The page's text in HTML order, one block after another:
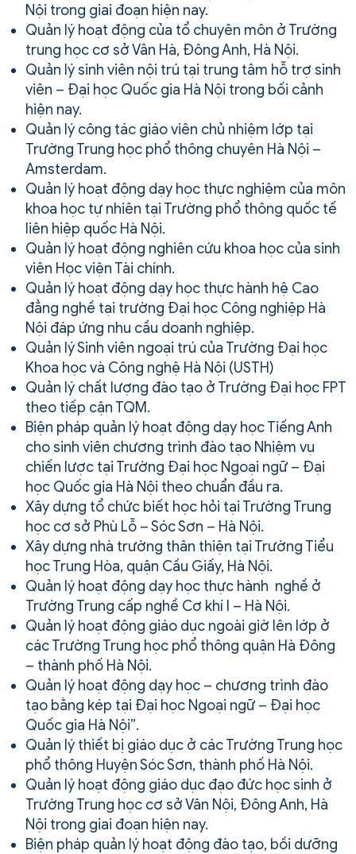
Nội trong giai đoạn hiện nay.
Quản lý hoạt động của tổ chuyên môn ở Trường
trung học cơ sở Vân Hà, Đông Anh, Hà Nội.
Quản lý sinh viên nội trú tại trung tâm hỗ trợ sinh
viên – Đại học Quốc gia Hà Nội trong bối cảnh
hiện nay.
Quản lý công tác giáo viên chủ nhiệm lớp tại
Trường Trung học phổ thông chuyên Hà Nội –
Amsterdam.
Quản lý hoạt động dạy học thực nghiệm của môn
khoa học tự nhiên tại Trường phổ thông quốc tế
liên hiệp quốc Hà Nội.
Quản lý hoạt động nghiên cứu khoa học của sinh
viên Học viện Tài chính.
Quản lý hoạt động dạy học thực hành hệ Cao
đẳng nghề tại trường Đại học Công nghiệp Hà
Nội đáp ứng nhu cầu doanh nghiệp.
Quản lý Sinh viên ngoại trú của Trường Đại học
Khoa học và Công nghệ Hà Nội (USTH)
Quản lý chất lượng đào tạo ở Trường Đại học FPT
theo tiếp cận TQM.
Biện pháp quản lý hoạt động dạy học Tiếng Anh
cho sinh viên chương trình đào tạo Nhiệm vụ
chiến lược tại Trường Đại học Ngoại ngữ – Đại
học Quốc gia Hà Nội theo chuẩn đầu ra.
Xây dựng tổ chức biết học hỏi tại Trường Trung
học cơ sở Phù Lỗ – Sóc Sơn – Hà Nội.
Xây dựng nhà trường thân thiện tại Trường Tiểu
học Trung Hòa, quận Cầu Giấy, Hà Nội.
Quản lý hoạt động dạy học thực hành nghề ở
Trường Trung cấp nghề Cơ khí I – Hà Nội.
Quản lý hoạt động giáo dục ngoài giờ lên lớp ở
các Trường Trung học phổ thông quận Hà Đông
– thành phố Hà Nội.
Quản lý hoạt động dạy học – chương trình đào
tạo bằng kép tại Đại học Ngoại ngữ – Đại học
Quốc gia Hà Nội”.
Quản lý thiết bị giáo dục ở các Trường Trung học
phổ thông Huyện Sóc Sơn, thành phố Hà Nội.
Quản lý hoạt động giáo dục đạo đức học sinh ở
Trường Trung học cơ sở Vân Nội, Đông Anh, Hà
Nội trong giai đoạn hiện nay.
Biện pháp quản lý hoạt động đào tạo, bồi dưỡng